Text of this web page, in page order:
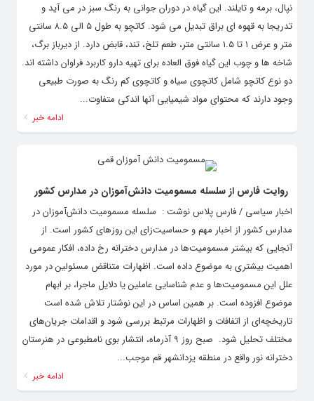
نپال، برمه و تایلند. این گیاه در دوران جوانی به رنگ سبز در می آید و
تدریجا به قهوه ای براق تبدیل می شود. کاتچو به طول ۵ الی ۸.۵ سانتی
متر و عرض ۱ تا ۱.۵ سانتی متر، طعم تلخ، تند، قابض دارد. از دیرباز برگ،
شاخه ها و چوب این گیاه فوق العاده برای تهیه دارو کاربرد فراوان داشته اند.
دو نوع کاتچو شامل کاتچوی سیاه و کاتچوی کم رنگ به صورت طبیعی
وجود دارند که محتوای مواد شیمیایی آنها اندکی متفاوت...
ادامه خبر
روایت فارس از سلسله مسمومیت‌ دانش‌آموزان در مدارس کشور
اخبار سیاسی / فارس پلاس نوشت : سلسله مسمومیت‌ دانش‌آموزان در
مدارس کشور از اخبار مهم و حساسیت‌زای این روزهای کشور است. از
آنجایی که بیشتر مسمومیت‌ها در مدارس دخترانه رخ داده، افکار عمومی
اهمیت بیشتری به موضوع داده است. اظهارات متناقض مسئولین در مورد
علل این مسمومیت‌ها و عدم شناسایی عاملین یا دلایل ماجرا، بر ابهام
موضوع افزوده است. بر همین اساس در این نوشتار تلاش شده است
تاریخچه‌ای از اتفافات و اظهارات مرتبط بررسی شود و اقدامات جریان‌های
مختلف تحلیل شود. صبح روز ۹ آذرماه، انتشار بوی نامطبوعی در هنرستان
دخترانه نور واقع در منطقه یزدانشهر قم موجب...
ادامه خبر